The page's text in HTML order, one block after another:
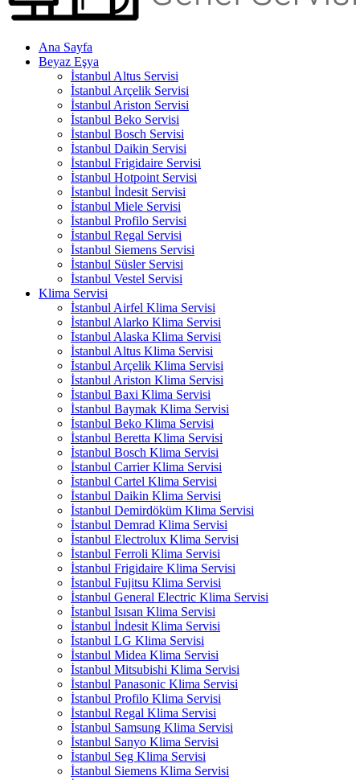
Ana Sayfa
Beyaz Eşya
İstanbul Altus Servisi
İstanbul Arçelik Servisi
İstanbul Ariston Servisi
İstanbul Beko Servisi
İstanbul Bosch Servisi
İstanbul Daikin Servisi
İstanbul Frigidaire Servisi
İstanbul Hotpoint Servisi
İstanbul İndesit Servisi
İstanbul Miele Servisi
İstanbul Profilo Servisi
İstanbul Regal Servisi
İstanbul Siemens Servisi
İstanbul Süsler Servisi
İstanbul Vestel Servisi
Klima Servisi
İstanbul Airfel Klima Servisi
İstanbul Alarko Klima Servisi
İstanbul Alaska Klima Servisi
İstanbul Altus Klima Servisi
İstanbul Arçelik Klima Servisi
İstanbul Ariston Klima Servisi
İstanbul Baxi Klima Servisi
İstanbul Baymak Klima Servisi
İstanbul Beko Klima Servisi
İstanbul Beretta Klima Servisi
İstanbul Bosch Klima Servisi
İstanbul Carrier Klima Servisi
İstanbul Cartel Klima Servisi
İstanbul Daikin Klima Servisi
İstanbul Demirdöküm Klima Servisi
İstanbul Demrad Klima Servisi
İstanbul Electrolux Klima Servisi
İstanbul Ferroli Klima Servisi
İstanbul Frigidaire Klima Servisi
İstanbul Fujitsu Klima Servisi
İstanbul General Electric Klima Servisi
İstanbul Isısan Klima Servisi
İstanbul İndesit Klima Servisi
İstanbul LG Klima Servisi
İstanbul Midea Klima Servisi
İstanbul Mitsubishi Klima Servisi
İstanbul Panasonic Klima Servisi
İstanbul Profilo Klima Servisi
İstanbul Regal Klima Servisi
İstanbul Samsung Klima Servisi
İstanbul Sanyo Klima Servisi
İstanbul Seg Klima Servisi
İstanbul Siemens Klima Servisi